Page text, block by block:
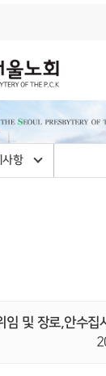
사항
임 및 장로,안수집